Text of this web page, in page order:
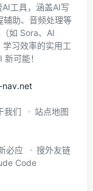
工具，涵盖AI写
辅助、音频处理等
如 Sora、AI
习效率的实用工
可能！
nav.net
我们
站点地图
必应
搜外友链
Code